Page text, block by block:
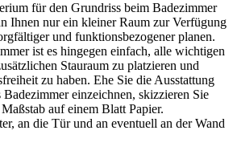
für den Grundriss beim Badezimmer
Ihnen nur ein kleiner Raum zur Verfügung
und funktionsbezogener planen.
ist es hingegen einfach, alle wichtigen
Stauraum zu platzieren und
zu haben. Ehe Sie die Ausstattung
einzeichnen, skizzieren Sie
auf einem Blatt Papier.
an die Tür und an eventuell an der Wand